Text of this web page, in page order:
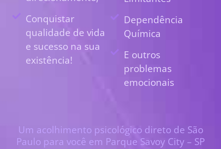
Conquistar
qualidade de vida
e sucesso na sua
existência!
Dependência
Química
E outros
problemas
emocionais
Um acolhimento psicológico direto de São
Paulo para você em Parque Savoy City – SP